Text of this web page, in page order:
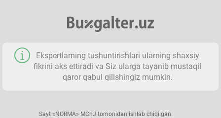
Ekspertlarning tushuntirishlari ularning shaхsiy
fikrini aks ettiradi va Siz ularga tayanib mustaqil
qaror qabul qilishingiz mumkin.
Sayt «NORMA» MChJ tomonidan ishlab chiqilgan.